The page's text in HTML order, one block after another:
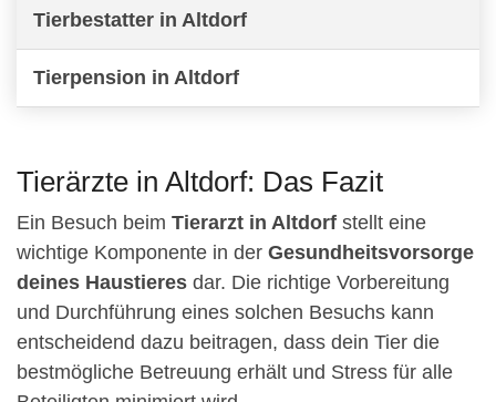
Tierbestatter in Altdorf
Tierpension in Altdorf
Tierärzte in Altdorf: Das Fazit
Ein Besuch beim Tierarzt in Altdorf stellt eine
wichtige Komponente in der Gesundheitsvorsorge
deines Haustieres dar. Die richtige Vorbereitung
und Durchführung eines solchen Besuchs kann
entscheidend dazu beitragen, dass dein Tier die
bestmögliche Betreuung erhält und Stress für alle